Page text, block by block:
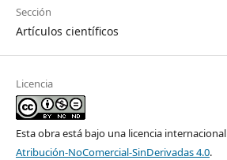
Sección
Artículos científicos
Licencia
Esta obra está bajo una licencia internacional
Atribución-NoComercial-SinDerivadas 4.0.